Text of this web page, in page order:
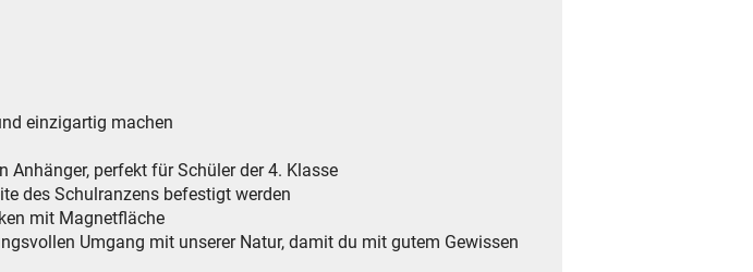
einzigartig machen
Anhänger, perfekt für Schüler der 4. Klasse
des Schulranzens befestigt werden
mit Magnetfläche
Umgang mit unserer Natur, damit du mit gutem Gewissen